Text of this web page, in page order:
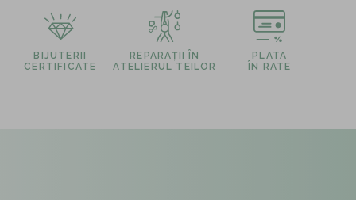
BIJUTERII
CERTIFICATE
REPARAȚII ÎN
ATELIERUL TEILOR
PLATA
ÎN RATE